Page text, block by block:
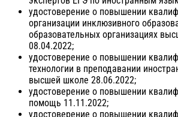
удостоверение о повышении
организации инклюзивного
образовательных организациях
08.04.2022;
удостоверение о повышении
технологии в преподавании
высшей школе 28.06.2022;
удостоверение о повышении
помощь 11.11.2022;
удостоверение о повышении